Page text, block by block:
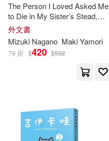
The Person I Loved Asked Me
to Die in My Sister’s Stead,
Volume 1: Volume 1
外文書
Mizuki Nagano Maki Yamori
79 折 $420 $532